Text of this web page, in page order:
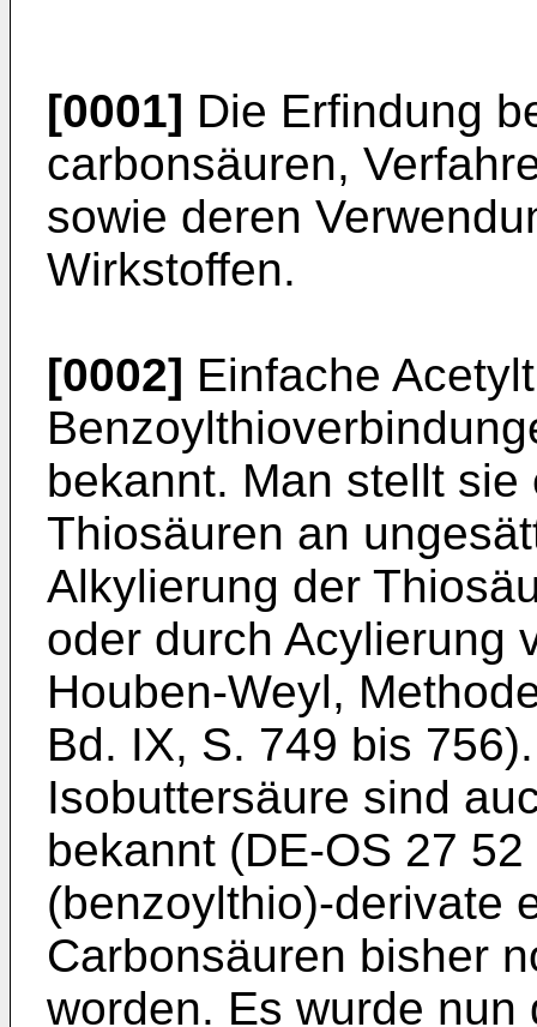
[0001] Die Erfindung
carbonsäuren,
sowie deren
Wirkstoffen.
[0002] Einfache
bekannt. Man stellt
Thiosäuren an
Alkylierung der
oder durch Acylierung
Houben-Weyl,
Bd. IX, S. 749 bis
Isobuttersäure sind
bekannt (DE-OS 27
(benzoylthio)-derivate
Carbonsäuren bisher
worden. Es wurde